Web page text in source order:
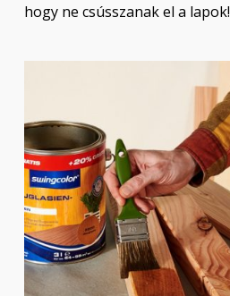
hogy ne csússzanak el a lapok!